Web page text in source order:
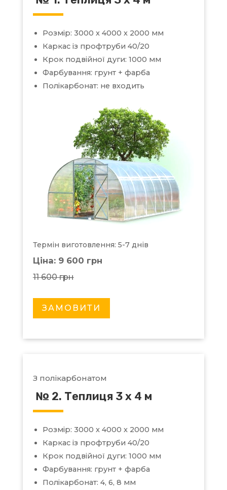
Розмір: 3000 х 4000 х 2000 мм
Каркас із профтруби 40/20
Крок подвійної дуги: 1000 мм
Фарбування: грунт + фарба
Полікарбонат: не входить
Термін виготовлення: 5-7 днів
Ціна: 9 600 грн
11 600 грн
ЗАМОВИТИ
З полікарбонатом
№ 2. Теплиця 3 х 4 м
Розмір: 3000 х 4000 х 2000 мм
Каркас із профтруби 40/20
Крок подвійної дуги: 1000 мм
Фарбування: грунт + фарба
Полікарбонат: 4, 6, 8 мм